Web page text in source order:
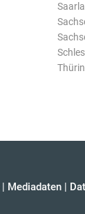
| Mediadaten |